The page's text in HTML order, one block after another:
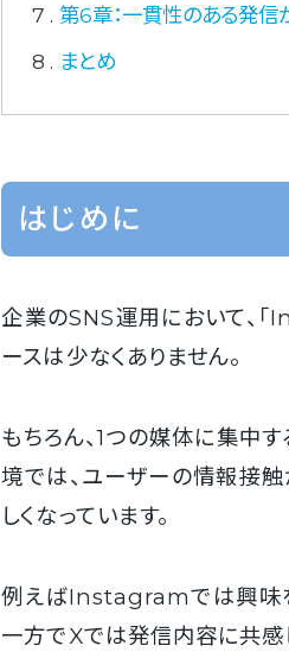
7
第6章：一貫性のある発信
8
まとめ
はじめに
企業のSNS運用において、
ースは少なくありません。
もちろん、1つの媒体に集中
境では、ユーザーの情報接
しくなっています。
例えばInstagramでは興味を
一方でXでは発信内容に共感